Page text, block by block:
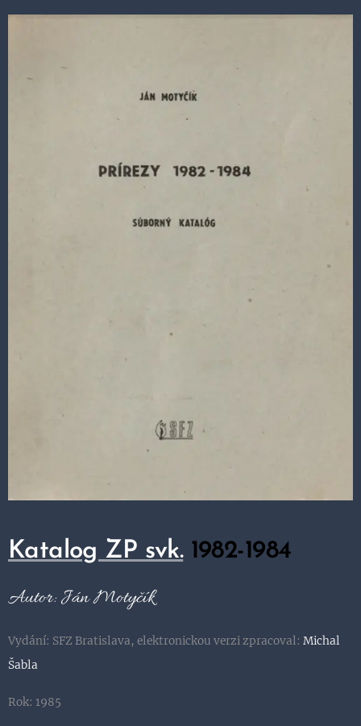
Katalog ZP svk. 1982-1984
Autor: Ján Motyčík
Vydání: SFZ Bratislava, elektronickou verzi zpracoval: Michal
Šabla
Rok: 1985